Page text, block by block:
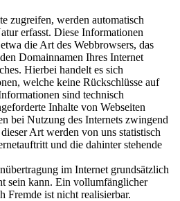
zugreifen, werden automatisch
erfasst. Diese Informationen
die Art des Webbrowsers, das
Domainnamen Ihres Internet
Hierbei handelt es sich
welche keine Rückschlüsse auf
sind technisch
Inhalte von Webseiten
bei Nutzung des Internets zwingend
Art werden von uns statistisch
und die dahinter stehende
im Internet grundsätzlich
sein kann. Ein vollumfänglicher
Fremde ist nicht realisierbar.